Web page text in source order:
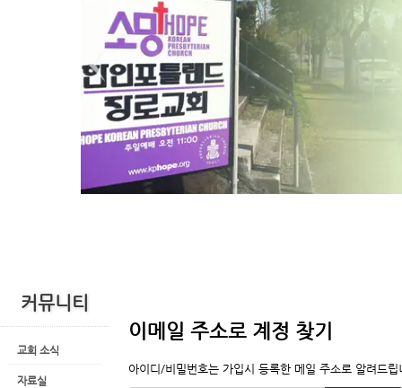
커뮤니티
교회 소식
자료실
이메일 주소로 계정 찾기
아이디/비밀번호는 가입시 등록한 메일 주소로 알려드